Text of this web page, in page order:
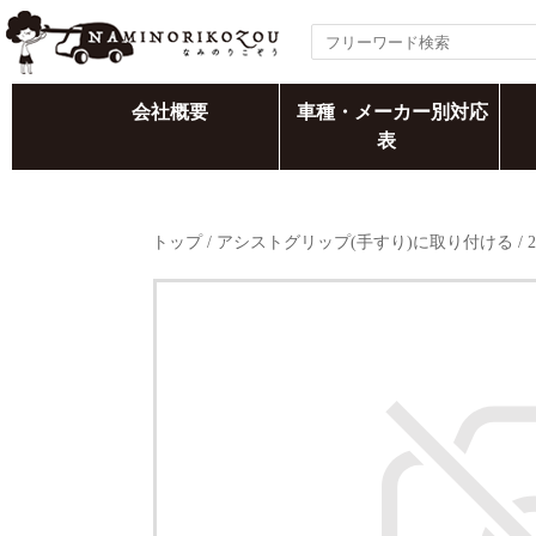
会社概要
車種・メーカー別対応
表
トップ/ アシストグリップ(手すり)に取り付ける /